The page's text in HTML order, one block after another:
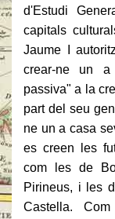
d'Estudi
capitals
Jaume I
crear-ne un a
passiva" a la
part del seu
ne un a casa
es creen les
com les de
Pirineus, i les
Castella.